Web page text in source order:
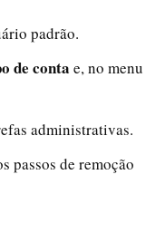
padrão.
de conta e, no menu
administrativas.
passos de remoção